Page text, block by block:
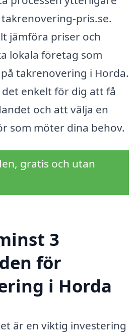
pris.se.
jämföra priser och
lokala företag som
takrenovering i Horda.
enkelt för dig att få
och att välja en
som möter dina behov.
gratis och utan
3
för
i Horda
är en viktig investering